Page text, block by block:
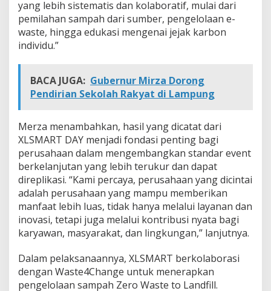
yang lebih sistematis dan kolaboratif, mulai dari
pemilahan sampah dari sumber, pengelolaan e-
waste, hingga edukasi mengenai jejak karbon
individu.”
BACA JUGA: Gubernur Mirza Dorong
Pendirian Sekolah Rakyat di Lampung
Merza menambahkan, hasil yang dicatat dari
XLSMART DAY menjadi fondasi penting bagi
perusahaan dalam mengembangkan standar event
berkelanjutan yang lebih terukur dan dapat
direplikasi. “Kami percaya, perusahaan yang dicintai
adalah perusahaan yang mampu memberikan
manfaat lebih luas, tidak hanya melalui layanan dan
inovasi, tetapi juga melalui kontribusi nyata bagi
karyawan, masyarakat, dan lingkungan,” lanjutnya.
Dalam pelaksanaannya, XLSMART berkolaborasi
dengan Waste4Change untuk menerapkan
pengelolaan sampah Zero Waste to Landfill.